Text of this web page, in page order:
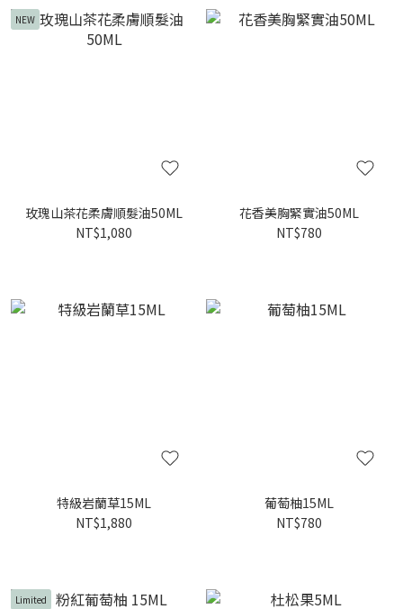
NEW
玫瑰山茶花柔膚順髮油50ML
NT$1,080
花香美胸緊實油50ML
NT$780
特級岩蘭草15ML
NT$1,880
葡萄柚15ML
NT$780
Limited